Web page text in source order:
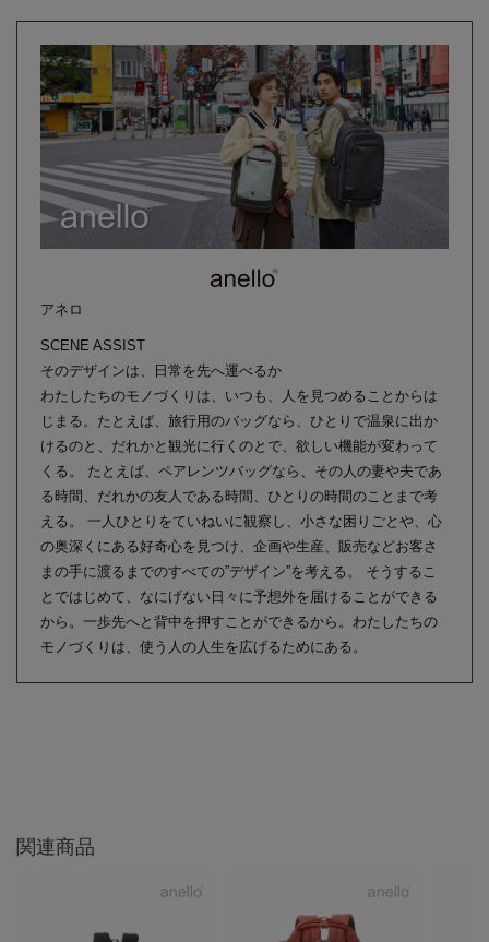
アネロ
SCENE ASSIST
そのデザインは、日常を先へ運べるか
わたしたちのモノづくりは、いつも、人を見つめることからは
じまる。たとえば、旅行用のバッグなら、ひとりで温泉に出か
けるのと、だれかと観光に行くのとで、欲しい機能が変わって
くる。 たとえば、ペアレンツバッグなら、その人の妻や夫であ
る時間、だれかの友人である時間、ひとりの時間のことまで考
える。 一人ひとりをていねいに観察し、小さな困りごとや、心
の奥深くにある好奇心を見つけ、企画や生産、販売などお客さ
まの手に渡るまでのすべての”デザイン”を考える。 そうするこ
とではじめて、なにげない日々に予想外を届けることができる
から。一歩先へと背中を押すことができるから。わたしたちの
モノづくりは、使う人の人生を広げるためにある。
関連商品